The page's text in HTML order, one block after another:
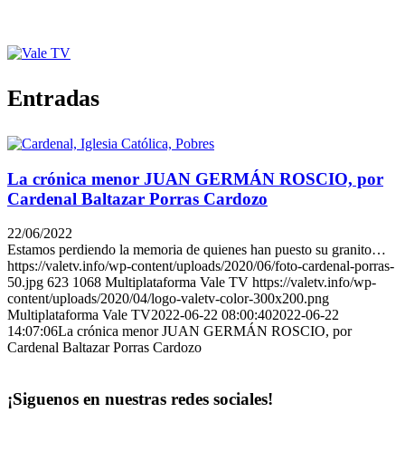
Entradas
La crónica menor JUAN GERMÁN ROSCIO, por
Cardenal Baltazar Porras Cardozo
22/06/2022
Estamos perdiendo la memoria de quienes han puesto su granito…
https://valetv.info/wp-content/uploads/2020/06/foto-cardenal-porras-
50.jpg 623 1068 Multiplataforma Vale TV https://valetv.info/wp-
content/uploads/2020/04/logo-valetv-color-300x200.png
Multiplataforma Vale TV2022-06-22 08:00:402022-06-22
14:07:06La crónica menor JUAN GERMÁN ROSCIO, por
Cardenal Baltazar Porras Cardozo
¡Siguenos en nuestras redes sociales!